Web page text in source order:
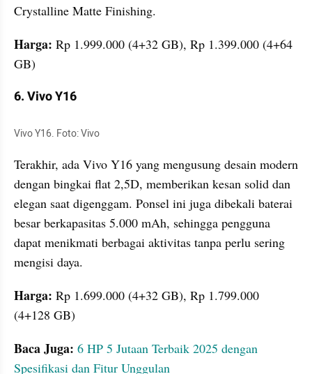
Crystalline Matte Finishing.
Harga: Rp 1.999.000 (4+32 GB), Rp 1.399.000 (4+64
GB)
6. Vivo Y16
Vivo Y16. Foto: Vivo
Terakhir, ada Vivo Y16 yang mengusung desain modern
dengan bingkai flat 2,5D, memberikan kesan solid dan
elegan saat digenggam. Ponsel ini juga dibekali baterai
besar berkapasitas 5.000 mAh, sehingga pengguna
dapat menikmati berbagai aktivitas tanpa perlu sering
mengisi daya.
Harga: Rp 1.699.000 (4+32 GB), Rp 1.799.000
(4+128 GB)
Baca Juga: 6 HP 5 Jutaan Terbaik 2025 dengan
Spesifikasi dan Fitur Unggulan